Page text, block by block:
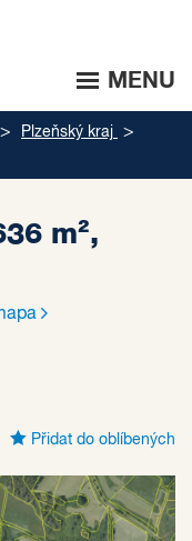
MENU
Plzeňský kraj
m²,
Přidat do oblíbených